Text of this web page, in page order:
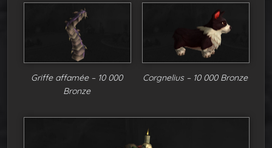
Griffe affamée – 10 000
Bronze
Corgnelius – 10 000 Bronze